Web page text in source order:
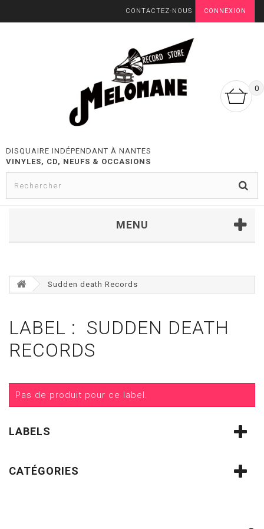
CONNEXION
CONTACTEZ-NOUS
0
DISQUAIRE INDÉPENDANT À NANTES
VINYLES, CD, NEUFS & OCCASIONS
MENU
Sudden death Records
LABEL : SUDDEN DEATH
RECORDS
Pas de produit pour ce label.
LABELS
CATÉGORIES